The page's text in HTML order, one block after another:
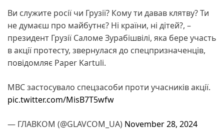
Ви служите росії чи Грузії? Кому ти давав клятву? Ти
не думаєш про майбутнє? Ні країни, ні дітей?, –
президент Грузії Саломе Зурабішвілі, яка бере участь
в акції протесту, звернулася до спецпризначенців,
повідомляє Paper Kartuli.
МВС застосувало спецзасоби проти учасників акції.
pic.twitter.com/MisB7T5wfw
— ГЛАВКОМ (@GLAVCOM_UA) November 28, 2024